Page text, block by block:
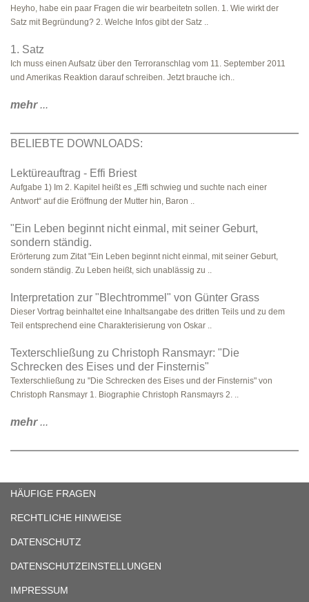
Heyho, habe ein paar Fragen die wir bearbeitetn sollen. 1. Wie wirkt der
Satz mit Begründung? 2. Welche Infos gibt der Satz ..
1. Satz
Ich muss einen Aufsatz über den Terroranschlag vom 11. September 2011
und Amerikas Reaktion darauf schreiben. Jetzt brauche ich..
mehr...
BELIEBTE DOWNLOADS:
Lektüreauftrag - Effi Briest
Aufgabe 1) Im 2. Kapitel heißt es „Effi schwieg und suchte nach einer
Antwort“ auf die Eröffnung der Mutter hin, Baron ..
"Ein Leben beginnt nicht einmal, mit seiner Geburt,
sondern ständig.
Erörterung zum Zitat "Ein Leben beginnt nicht einmal, mit seiner Geburt,
sondern ständig. Zu Leben heißt, sich unablässig zu ..
Interpretation zur "Blechtrommel" von Günter Grass
Dieser Vortrag beinhaltet eine Inhaltsangabe des dritten Teils und zu dem
Teil entsprechend eine Charakterisierung von Oskar ..
Texterschließung zu Christoph Ransmayr: "Die
Schrecken des Eises und der Finsternis"
Texterschließung zu "Die Schrecken des Eises und der Finsternis" von
Christoph Ransmayr 1. Biographie Christoph Ransmayrs 2. ..
mehr...
HÄUFIGE FRAGEN
RECHTLICHE HINWEISE
DATENSCHUTZ
DATENSCHUTZEINSTELLUNGEN
IMPRESSUM